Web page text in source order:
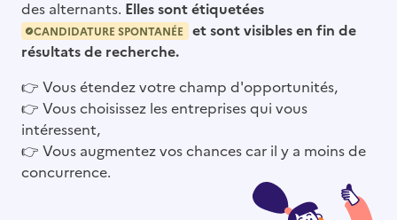
des alternants. Elles sont étiquetées
CANDIDATURE SPONTANÉE
et sont visibles en fin de
résultats de recherche.
👉 Vous étendez votre champ d'opportunités,
👉 Vous choisissez les entreprises qui vous
intéressent,
👉 Vous augmentez vos chances car il y a moins de
concurrence.